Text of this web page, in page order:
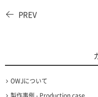
PREV
OWJについて